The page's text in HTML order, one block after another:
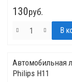
130руб.
Автомобильная
Philips H11